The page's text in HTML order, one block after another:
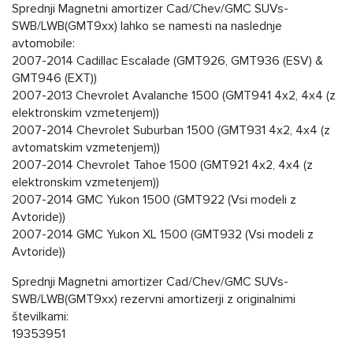
Sprednji Magnetni amortizer Cad/Chev/GMC SUVs-
SWB/LWB(GMT9xx) lahko se namesti na naslednje
avtomobile:
2007-2014 Cadillac Escalade (GMT926, GMT936 (ESV) &
GMT946 (EXT))
2007-2013 Chevrolet Avalanche 1500 (GMT941 4x2, 4x4 (z
elektronskim vzmetenjem))
2007-2014 Chevrolet Suburban 1500 (GMT931 4x2, 4x4 (z
avtomatskim vzmetenjem))
2007-2014 Chevrolet Tahoe 1500 (GMT921 4x2, 4x4 (z
elektronskim vzmetenjem))
2007-2014 GMC Yukon 1500 (GMT922 (Vsi modeli z
Avtoride))
2007-2014 GMC Yukon XL 1500 (GMT932 (Vsi modeli z
Avtoride))
Sprednji Magnetni amortizer Cad/Chev/GMC SUVs-
SWB/LWB(GMT9xx) rezervni amortizerji z originalnimi
številkami:
19353951